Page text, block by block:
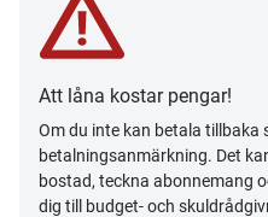
Att låna kostar pengar!
Om du inte kan betala tillbaka
betalningsanmärkning. Det
bostad, teckna abonnemang
dig till budget- och